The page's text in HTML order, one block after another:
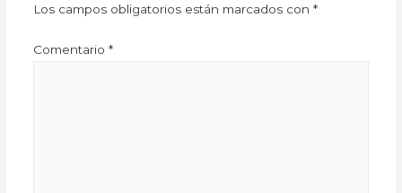
Los campos obligatorios están marcados con *
Comentario *